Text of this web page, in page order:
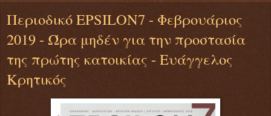
Περιοδικό EPSILON7 - Φεβρουάριος
2019 - Ώρα μηδέν για την προστασία
της πρώτης κατοικίας - Ευάγγελος
Κρητικός